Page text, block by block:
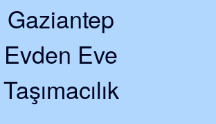
Gaziantep
Evden Eve
Taşımacılık